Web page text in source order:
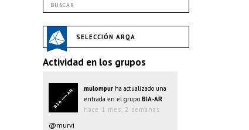
SELECCIÓN ARQA
Actividad en los grupos
mulompur ha actualizado una
entrada en el grupo BIA-AR
hace 1 mes, 2 semanas
@murvi